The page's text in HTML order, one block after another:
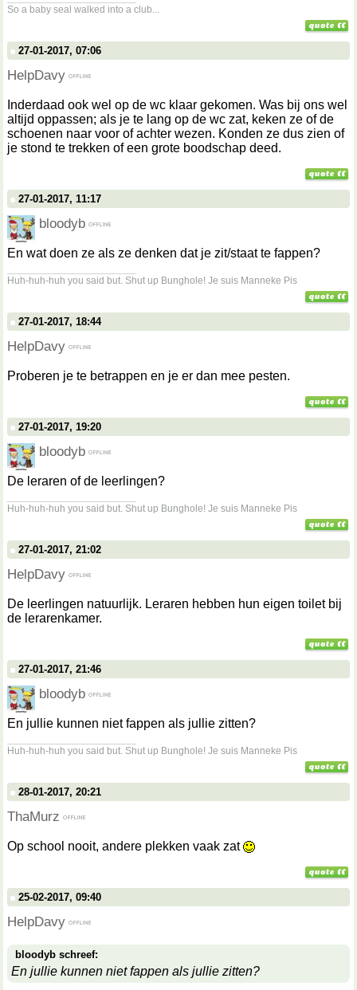
So a baby seal walked into a club...
27-01-2017, 07:06
HelpDavy
Inderdaad ook wel op de wc klaar gekomen. Was bij ons wel
altijd oppassen; als je te lang op de wc zat, keken ze of de
schoenen naar voor of achter wezen. Konden ze dus zien of
je stond te trekken of een grote boodschap deed.
27-01-2017, 11:17
bloodyb
En wat doen ze als ze denken dat je zit/staat te fappen?
Huh-huh-huh you said but. Shut up Bunghole! Je suis Manneke Pis
27-01-2017, 18:44
HelpDavy
Proberen je te betrappen en je er dan mee pesten.
27-01-2017, 19:20
bloodyb
De leraren of de leerlingen?
Huh-huh-huh you said but. Shut up Bunghole! Je suis Manneke Pis
27-01-2017, 21:02
HelpDavy
De leerlingen natuurlijk. Leraren hebben hun eigen toilet bij
de lerarenkamer.
27-01-2017, 21:46
bloodyb
En jullie kunnen niet fappen als jullie zitten?
Huh-huh-huh you said but. Shut up Bunghole! Je suis Manneke Pis
28-01-2017, 20:21
ThaMurz
Op school nooit, andere plekken vaak zat
25-02-2017, 09:40
HelpDavy
bloodyb schreef:
En jullie kunnen niet fappen als jullie zitten?